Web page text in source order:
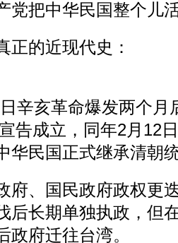
党把中华民国整个儿
正的近现代史：
辛亥革命爆发两个月
告成立，同年2月12
华民国正式继承清朝
府、国民政府政权更
后长期单独执政，但
政府迁往台湾。